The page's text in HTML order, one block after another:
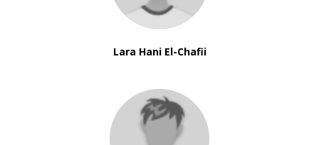
Lara Hani El-Chafii